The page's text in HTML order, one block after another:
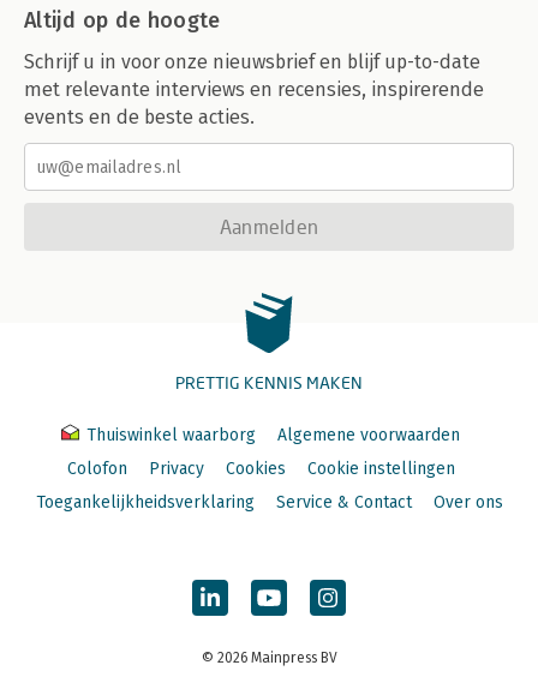
Altijd op de hoogte
Schrijf u in voor onze nieuwsbrief en blijf up-to-date
met relevante interviews en recensies, inspirerende
events en de beste acties.
Aanmelden
PRETTIG KENNIS MAKEN
Thuiswinkel waarborg
Algemene voorwaarden
Colofon
Privacy Cookies
Cookie instellingen
Toegankelijkheidsverklaring
Service & Contact Over ons
© 2026 Mainpress BV